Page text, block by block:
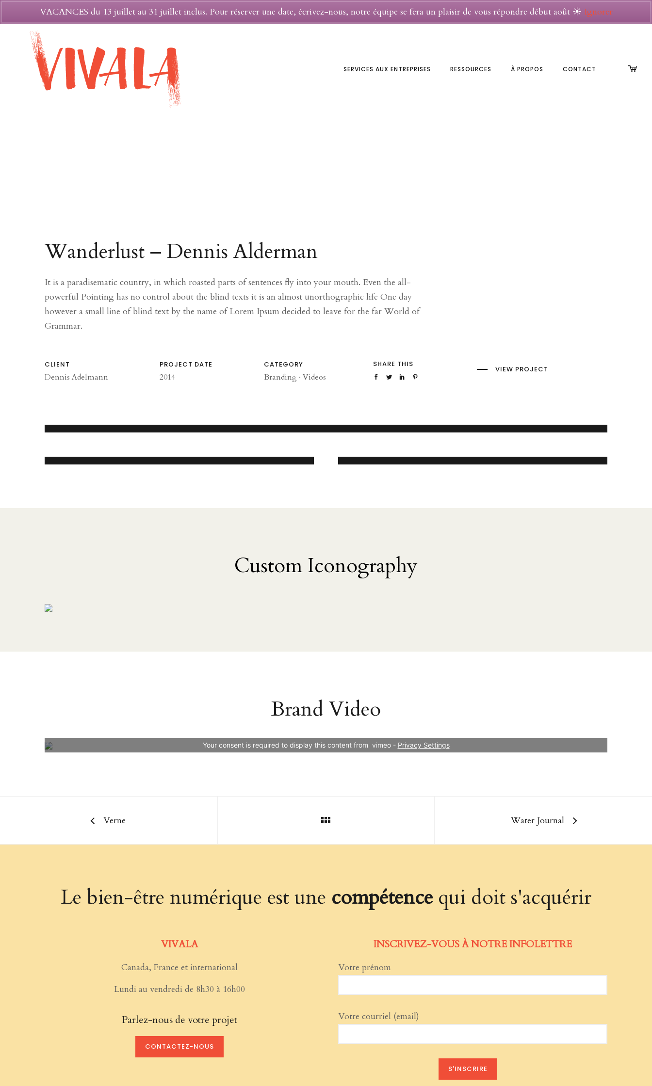
VACANCES du 13 juillet au 31 juillet inclus. Pour réserver une date, écrivez-nous, notre équipe se fera un plaisir de vous répondre début août ☀ Ignorer
SERVICES AUX ENTREPRISES RESSOURCES À PROPOS CONTACT
Wanderlust – Dennis Alderman
It is a paradisematic country, in which roasted parts of sentences fly into your mouth. Even the all-
powerful Pointing has no control about the blind texts it is an almost unorthographic life One day
however a small line of blind text by the name of Lorem Ipsum decided to leave for the far World of
Grammar.
CLIENT
Dennis Adelmann
PROJECT DATE
2014
CATEGORY
Branding· Videos
SHARE THIS
VIEW PROJECT
Custom Iconography
Brand Video
Your consent is required to display this content from  vimeo - Privacy Settings
Verne Water Journal
Le bien-être numérique est une compétencequi doit s'acquérir
VIVALA
Canada, France et international
Lundi au vendredi de 8h30 à 16h00
Parlez-nous de votre projet
CONTACTEZ-NOUS
INSCRIVEZ-VOUS À NOTRE INFOLETTRE
Votre prénom
Votre courriel (email)